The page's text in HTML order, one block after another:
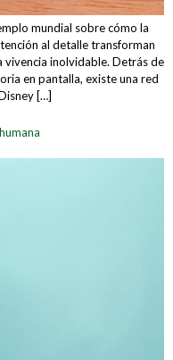
mundial sobre cómo la
al detalle transforman
vivencia inolvidable. Detrás de
en pantalla, existe una red
[…]